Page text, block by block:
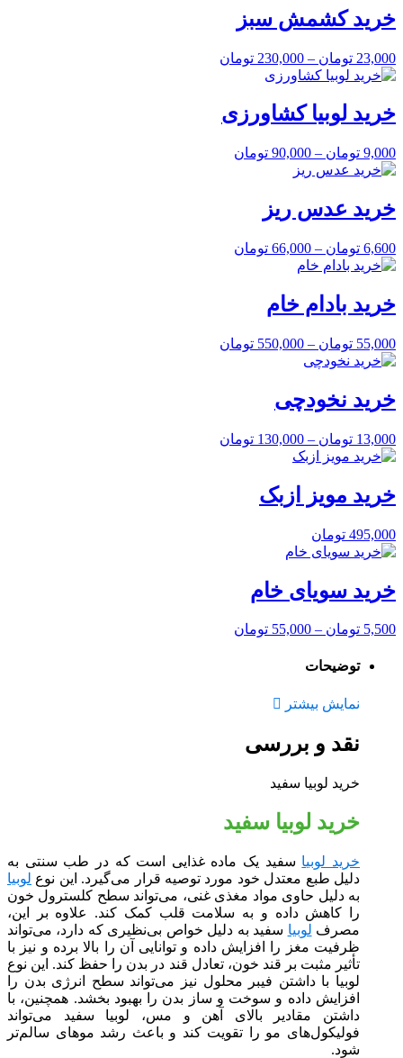
خرید کشمش سبز
23,000 تومان –
230,000 تومان
خرید لوبیا کشاورزی
9,000 تومان –
90,000 تومان
خرید عدس ریز
6,600 تومان –
66,000 تومان
خرید بادام خام
55,000 تومان –
550,000 تومان
خرید نخودچی
13,000 تومان –
130,000 تومان
خرید مویز ازبک
495,000 تومان
خرید سویای خام
5,500 تومان –
55,000 تومان
توضیحات
نمایش بیشتر
نقد و بررسی
خرید لوبیا سفید
خرید لوبیا سفید
خرید لوبیا سفید یک ماده غذایی است که در طب سنتی به
دلیل طبع معتدل خود مورد توصیه قرار می‌گیرد. این نوع لوبیا
به دلیل حاوی مواد مغذی غنی، می‌تواند سطح کلسترول خون
را کاهش داده و به سلامت قلب کمک کند. علاوه بر این،
مصرف لوبیا سفید به دلیل خواص بی‌نظیری که دارد، می‌تواند
ظرفیت مغز را افزایش داده و توانایی آن را بالا برده و نیز با
تأثیر مثبت بر قند خون، تعادل قند در بدن را حفظ کند. این نوع
لوبیا با داشتن فیبر محلول نیز می‌تواند سطح انرژی بدن را
افزایش داده و سوخت و ساز بدن را بهبود بخشد. همچنین، با
داشتن مقادیر بالای آهن و مس، لوبیا سفید می‌تواند
فولیکول‌های مو را تقویت کند و باعث رشد موهای سالم‌تر
شود.